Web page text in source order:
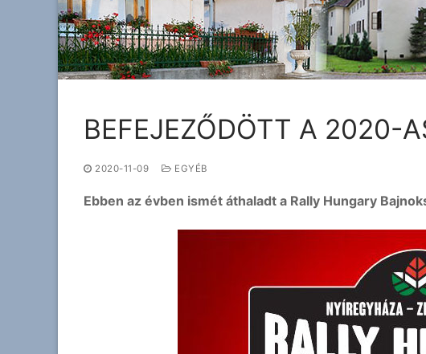
BEFEJEZŐDÖTT A 2020-
2020-11-09 EGYÉB
Ebben az évben ismét áthaladt a Rally Hungary